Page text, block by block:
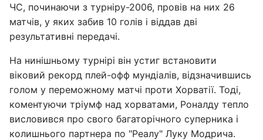
ЧС, починаючи з турніру-2006, провів на них 26
матчів, у яких забив 10 голів і віддав дві
результативні передачі.
На нинішньому турнірі він устиг встановити
віковий рекорд плей-офф мундіалів, відзначившись
голом у переможному матчі проти Хорватії. Тоді,
коментуючи тріумф над хорватами, Роналду тепло
висловився про свого багаторічного суперника і
колишнього партнера по "Реалу" Луку Модрича.